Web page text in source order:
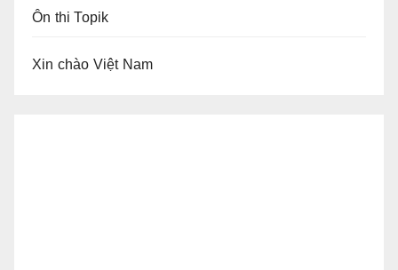
Ôn thi Topik
Xin chào Việt Nam